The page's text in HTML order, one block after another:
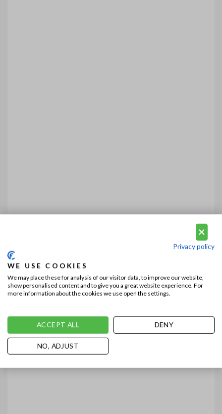
Privacy policy
WE USE COOKIES
We may place these for analysis of our visitor data, to improve our website,
show personalised content and to give you a great website experience. For
more information about the cookies we use open the settings.
ACCEPT ALL DENY
NO, ADJUST